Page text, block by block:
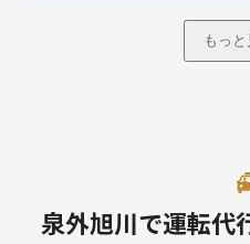
もっと
泉外旭川で運転代